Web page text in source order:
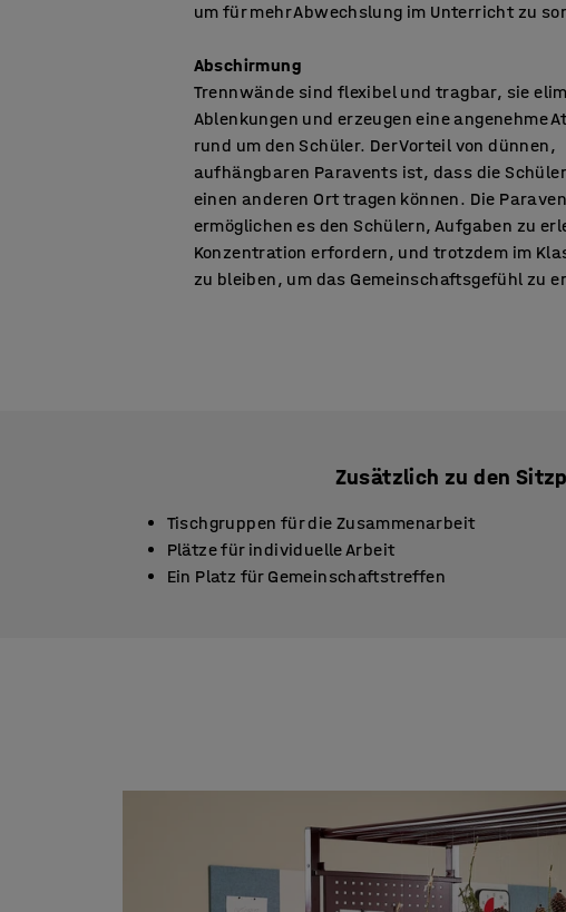
um für mehr Abwechslung im Unterricht zu
Abschirmung
Trennwände sind flexibel und tragbar, sie
Ablenkungen und erzeugen eine angenehme
rund um den Schüler. Der Vorteil von dünnen,
aufhängbaren Paravents ist, dass die
einen anderen Ort tragen können. Die
ermöglichen es den Schülern, Aufgaben zu
Konzentration erfordern, und trotzdem im
zu bleiben, um das Gemeinschaftsgefühl zu
Zusätzlich zu den
Tischgruppen für die Zusammenarbeit
Plätze für individuelle Arbeit
Ein Platz für Gemeinschaftstreffen